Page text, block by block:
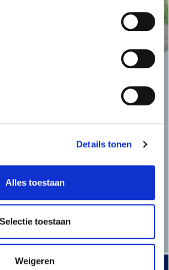
Details tonen
Alles toestaan
Selectie toestaan
Weigeren